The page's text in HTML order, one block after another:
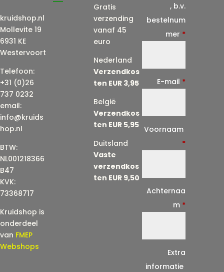
kruidshop.nl
Mollevite 19
6931 KE
Westervoort
Telefoon:
+31 (0)26
737 0232
email:
info@kruids
hop.nl
BTW:
NL001218366
B47
KVK:
73368717
Kruidshop is
onderdeel
van FMEP
Webshops
Gratis
verzending
vanaf 45
euro
Nederland
Verzendkos
ten EUR 3,95
België
Verzendkos
ten EUR 5,95
Duitsland
Vaste
verzendkos
ten EUR 9,50
, b.v.
bestelnum
mer *
E-mail *
Voornaam
*
Achternaa
m *
Extra
informatie